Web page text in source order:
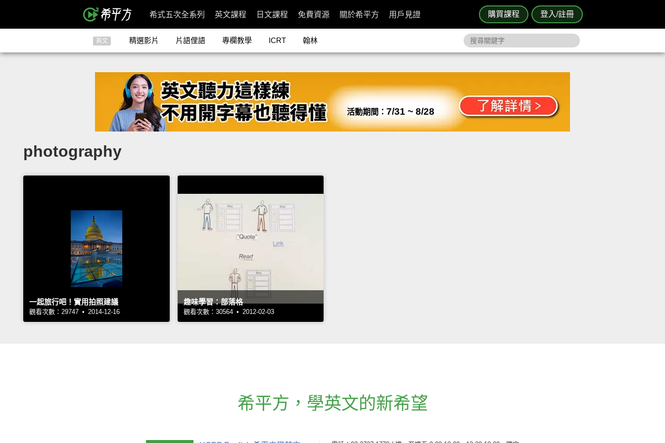
購買課程 登入/註冊
希式五次全系列 英文課程 日文課程 免費資源 關於希平方 用戶見證
英文 精選影片 片語俚語 專欄教學 ICRT 翰林
活動期間： 7/31 ~ 8/28
photography
一起旅行吧！實用拍照建議
觀看次數：29747 • 2014-12-16
趣味學習：部落格
觀看次數：30564 • 2012-02-03
希平方 ， 學英文的新希望